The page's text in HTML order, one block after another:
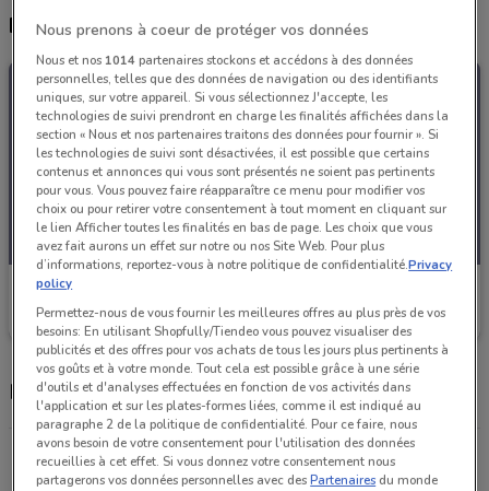
Derniers catalogues Feu Vert
Feu Vert
Valable jusqu'au 25/08 6.1 km
Magasins Feu Vert dans les environs
21, Rue Paul Vaillant Couturier Ivry-sur-seine
6.1 km
OUVERT
Nous prenons à coeur de protéger vos données
Nous et nos 1014partenaires stockons et accédons à des données
personnelles, telles que des données de navigation ou des identifiants
uniques, sur votre appareil. Si vous sélectionnez J'accepte, les
technologies de suivi prendront en charge les finalités affichées dans la
section « Nous et nos partenaires traitons des données pour fournir ». Si
les technologies de suivi sont désactivées, il est possible que certains
contenus et annonces qui vous sont présentés ne soient pas pertinents
pour vous. Vous pouvez faire réapparaître ce menu pour modifier vos
choix ou pour retirer votre consentement à tout moment en cliquant sur
le lien Afficher toutes les finalités en bas de page. Les choix que vous
avez fait aurons un effet sur notre ou nos Site Web. Pour plus
d’informations, reportez-vous à notre politique de confidentialité.Privacy
policy
Permettez-nous de vous fournir les meilleures offres au plus près de vos
besoins: En utilisant Shopfully/Tiendeo vous pouvez visualiser des
publicités et des offres pour vos achats de tous les jours plus pertinents à
vos goûts et à votre monde. Tout cela est possible grâce à une série
d'outils et d'analyses effectuées en fonction de vos activités dans
l'application et sur les plates-formes liées, comme il est indiqué au
paragraphe 2 de la politique de confidentialité. Pour ce faire, nous
avons besoin de votre consentement pour l'utilisation des données
recueillies à cet effet. Si vous donnez votre consentement nous
partagerons vos données personnelles avec desPartenaires du monde